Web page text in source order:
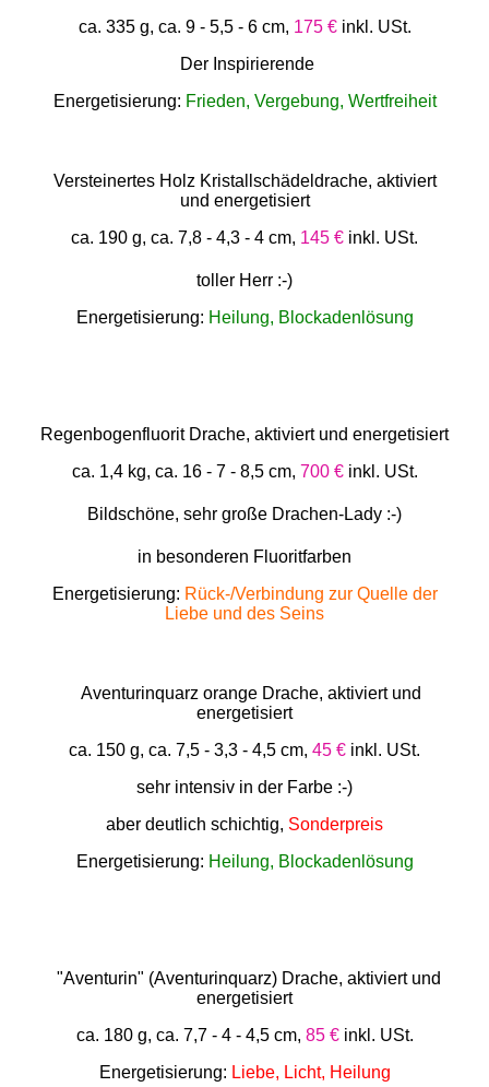
ca. 335 g, ca. 9 - 5,5 - 6 cm, 175 € inkl. USt.
Der Inspirierende
Energetisierung: Frieden, Vergebung, Wertfreiheit
Versteinertes Holz Kristallschädeldrache, aktiviert
und energetisiert
ca. 190 g, ca. 7,8 - 4,3 - 4 cm, 145 € inkl. USt.
toller Herr :-)
Energetisierung: Heilung, Blockadenlösung
Regenbogenfluorit Drache, aktiviert und energetisiert
ca. 1,4 kg, ca. 16 - 7 - 8,5 cm, 700 €inkl. USt.
Bildschöne, sehr große Drachen-Lady :-)
in besonderen Fluoritfarben
Energetisierung: Rück-/Verbindung zur Quelle der
Liebe und des Seins
Aventurinquarz orange Drache, aktiviert und
energetisiert
ca. 150 g, ca. 7,5 - 3,3 - 4,5 cm, 45 € inkl. USt.
sehr intensiv in der Farbe :-)
aber deutlich schichtig, Sonderpreis
Energetisierung: Heilung, Blockadenlösung
"Aventurin" (Aventurinquarz) Drache, aktiviert und
energetisiert
ca. 180 g, ca. 7,7 - 4 - 4,5 cm, 85 € inkl. USt.
Energetisierung: Liebe, Licht, Heilung